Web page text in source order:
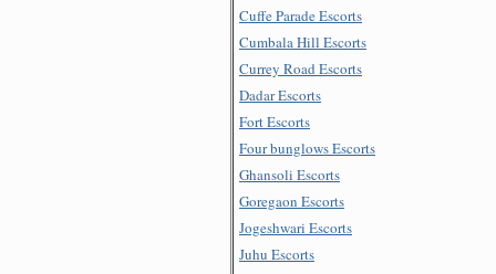
Cuffe Parade Escorts
Cumbala Hill Escorts
Currey Road Escorts
Dadar Escorts
Fort Escorts
Four bunglows Escorts
Ghansoli Escorts
Goregaon Escorts
Jogeshwari Escorts
Juhu Escorts